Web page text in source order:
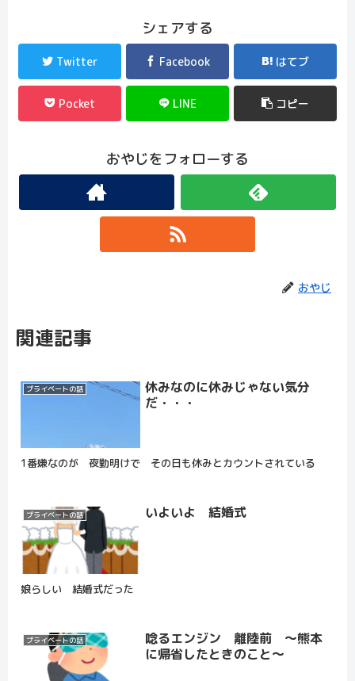
シェアする
Twitter Facebook はてブ
Pocket LINE コピー
おやじをフォローする
おやじ
関連記事
プライベートの話
休みなのに休みじゃない気分
だ・・・
1番嫌なのが 夜勤明けで その日も休みとカウントされている
プライベートの話 いよいよ 結婚式
娘らしい 結婚式だった
プライベートの話
唸るエンジン 離陸前 ～熊本
に帰省したときのこと～